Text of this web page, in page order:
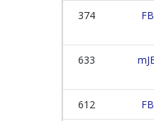
374 FB
633
612 FB